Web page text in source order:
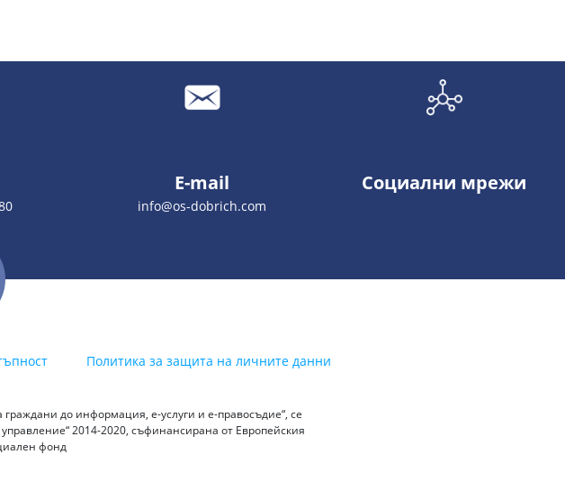
E-mail
info@os-dobrich.com
Социални мрежи
Политика за защита на личните данни
до информация, е-услуги и е-правосъдие“, се
2014-2020, съфинансирана от Европейския
фонд